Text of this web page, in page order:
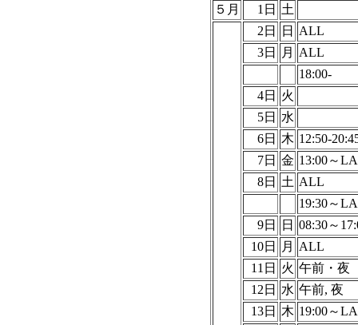
５月 1日
土
2日
日
ALL
3日
月
ALL
18:00-
4日
火
5日
水
6日
木 12:50-
7日 金 13:00～
8日
土 ALL
19:30～
9日
日 08:30～
10日
月
ALL
11日
火 午前・夜
12日
水 午前, 夜
13日
木 19:00～